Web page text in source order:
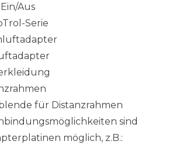
Aus
Serie
für Distanzrahmen
sind
möglich, z.B.: